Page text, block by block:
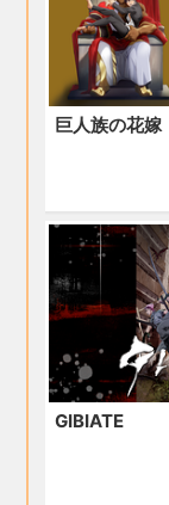
巨人族の花嫁
GIBIATE